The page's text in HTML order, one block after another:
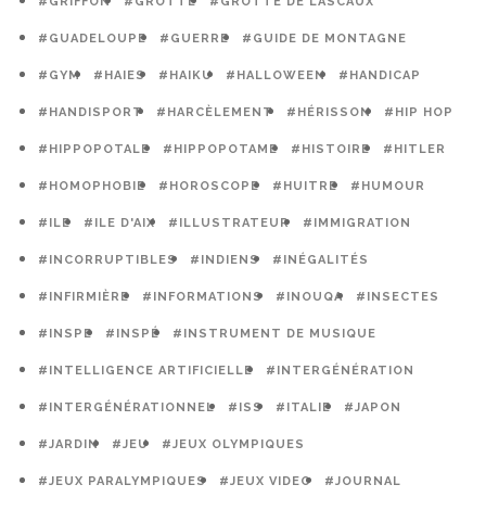
#GUADELOUPE #GUERRE #GUIDE DE MONTAGNE
#GYM #HAIES #HAIKU #HALLOWEEN #HANDICAP
#HANDISPORT #HARCÈLEMENT #HÉRISSON #HIP HOP
#HIPPOPOTALE #HIPPOPOTAME #HISTOIRE #HITLER
#HOMOPHOBIE #HOROSCOPE #HUITRE #HUMOUR
#ILE #ILE D'AIX #ILLUSTRATEUR #IMMIGRATION
#INCORRUPTIBLES #INDIENS #INÉGALITÉS
#INFIRMIÈRE #INFORMATIONS #INOUQA #INSECTES
#INSPE #INSPÉ #INSTRUMENT DE MUSIQUE
#INTELLIGENCE ARTIFICIELLE #INTERGÉNÉRATION
#INTERGÉNÉRATIONNEL #ISS #ITALIE #JAPON
#JARDIN #JEU #JEUX OLYMPIQUES
#JEUX PARALYMPIQUES #JEUX VIDEO #JOURNAL